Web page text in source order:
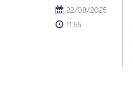
22/08/2025
11:55